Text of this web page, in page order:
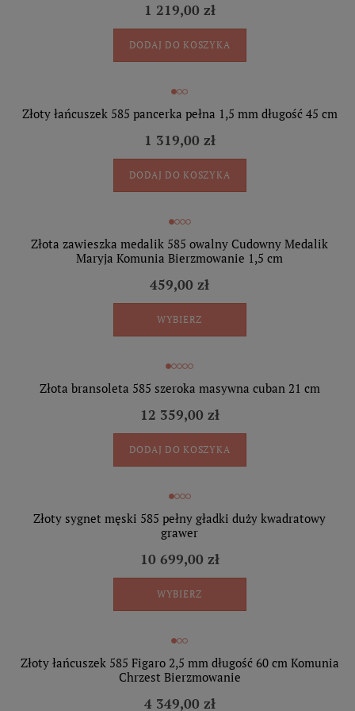
1 219,00 zł
DODAJ DO KOSZYKA
Złoty łańcuszek 585 pancerka pełna 1,5 mm długość 45 cm
1 319,00 zł
DODAJ DO KOSZYKA
Złota zawieszka medalik 585 owalny Cudowny Medalik
Maryja Komunia Bierzmowanie 1,5 cm
459,00 zł
WYBIERZ
Złota bransoleta 585 szeroka masywna cuban 21 cm
12 359,00 zł
DODAJ DO KOSZYKA
Złoty sygnet męski 585 pełny gładki duży kwadratowy
grawer
10 699,00 zł
WYBIERZ
Złoty łańcuszek 585 Figaro 2,5 mm długość 60 cm Komunia
Chrzest Bierzmowanie
4 349,00 zł